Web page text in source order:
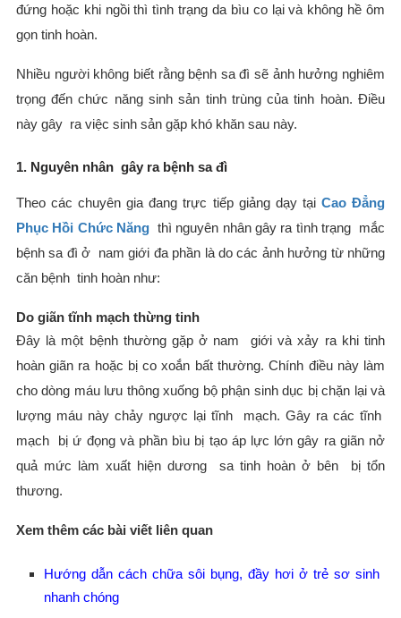
đứng hoặc khi ngồi thì tình trạng da bìu co lại và không hề ôm
gọn tinh hoàn.
Nhiều người không biết rằng bệnh sa đì sẽ ảnh hưởng nghiêm
trọng đến chức năng sinh sản tinh trùng của tinh hoàn. Điều
này gây ra việc sinh sản gặp khó khăn sau này.
1. Nguyên nhân gây ra bệnh sa đì
Theo các chuyên gia đang trực tiếp giảng dạy tại Cao Đẳng
Phục Hồi Chức Năng thì nguyên nhân gây ra tình trạng mắc
bệnh sa đì ở nam giới đa phần là do các ảnh hưởng từ những
căn bệnh tinh hoàn như:
Do giãn tĩnh mạch thừng tinh
Đây là một bệnh thường gặp ở nam giới và xảy ra khi tinh
hoàn giãn ra hoặc bị co xoắn bất thường. Chính điều này làm
cho dòng máu lưu thông xuống bộ phận sinh dục bị chặn lại và
lượng máu này chảy ngược lại tĩnh mạch. Gây ra các tĩnh
mạch bị ứ đọng và phần bìu bị tạo áp lực lớn gây ra giãn nở
quả mức làm xuất hiện dương sa tinh hoàn ở bên bị tổn
thương.
Xem thêm các bài viết liên quan
Hướng dẫn cách chữa sôi bụng, đầy hơi ở trẻ sơ sinh
nhanh chóng